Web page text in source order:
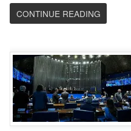
CONTINUE READING